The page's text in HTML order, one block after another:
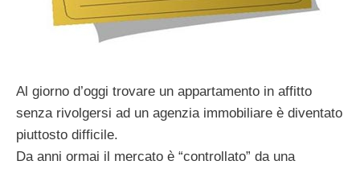
Al giorno d’oggi trovare un appartamento in affitto
senza rivolgersi ad un agenzia immobiliare è diventato
piuttosto difficile.
Da anni ormai il mercato è “controllato” da una